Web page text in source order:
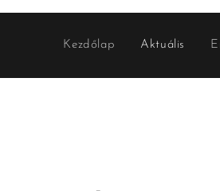
Kezdőlap Aktuális